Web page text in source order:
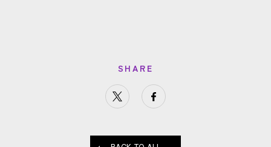
SHARE